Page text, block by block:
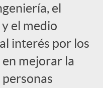
el
el medio
interés por los
mejorar la